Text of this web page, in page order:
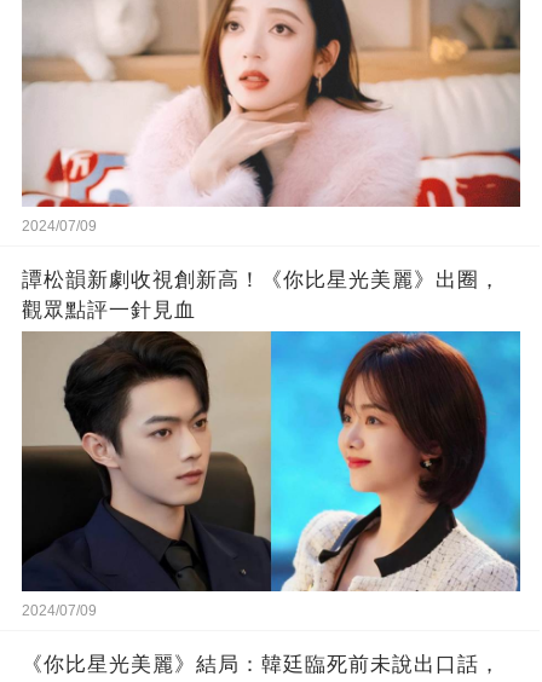
2024/07/09
譚松韻新劇收視創新高！《你比星光美麗》出圈，
觀眾點評一針見血
2024/07/09
《你比星光美麗》結局：韓廷臨死前未說出口話，